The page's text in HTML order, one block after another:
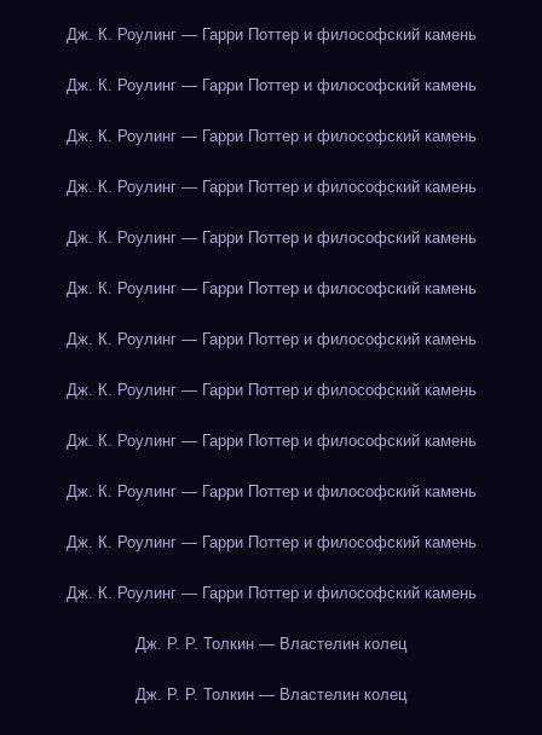
Дж. К. Роулинг — Гарри Поттер и философский камень
Дж. К. Роулинг — Гарри Поттер и философский камень
Дж. К. Роулинг — Гарри Поттер и философский камень
Дж. К. Роулинг — Гарри Поттер и философский камень
Дж. К. Роулинг — Гарри Поттер и философский камень
Дж. К. Роулинг — Гарри Поттер и философский камень
Дж. К. Роулинг — Гарри Поттер и философский камень
Дж. К. Роулинг — Гарри Поттер и философский камень
Дж. К. Роулинг — Гарри Поттер и философский камень
Дж. К. Роулинг — Гарри Поттер и философский камень
Дж. К. Роулинг — Гарри Поттер и философский камень
Дж. К. Роулинг — Гарри Поттер и философский камень
Дж. Р. Р. Толкин — Властелин колец
Дж. Р. Р. Толкин — Властелин колец